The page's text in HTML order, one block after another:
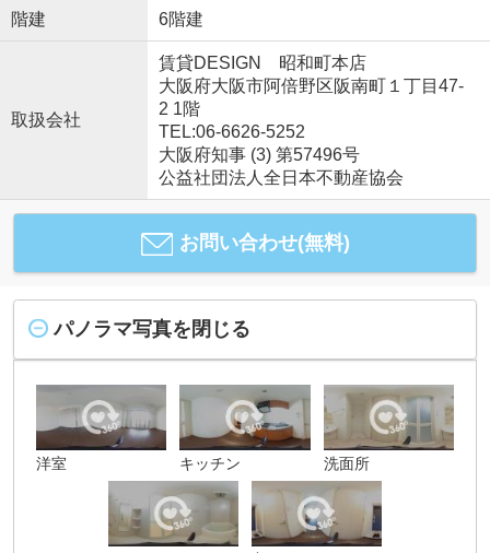
階建 6階建
取扱会社
賃貸DESIGN 昭和町本店
大阪府大阪市阿倍野区阪南町１丁目47-
2 1階
TEL:06-6626-5252
大阪府知事 (3) 第57496号
公益社団法人全日本不動産協会
お問い合わせ(無料)
パノラマ写真を閉じる
洋室 キッチン 洗面所